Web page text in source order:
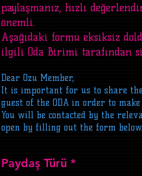
paylaşmanız, hızlı
önemli.
Aşağıdaki formu eksiksiz
ilgili Oda Birimi tarafından
Dear Ozu Member,
It is important for us to share
guest of the ODA in order to
You will be contacted by the
open by filling out the form below.
Paydaş Türü